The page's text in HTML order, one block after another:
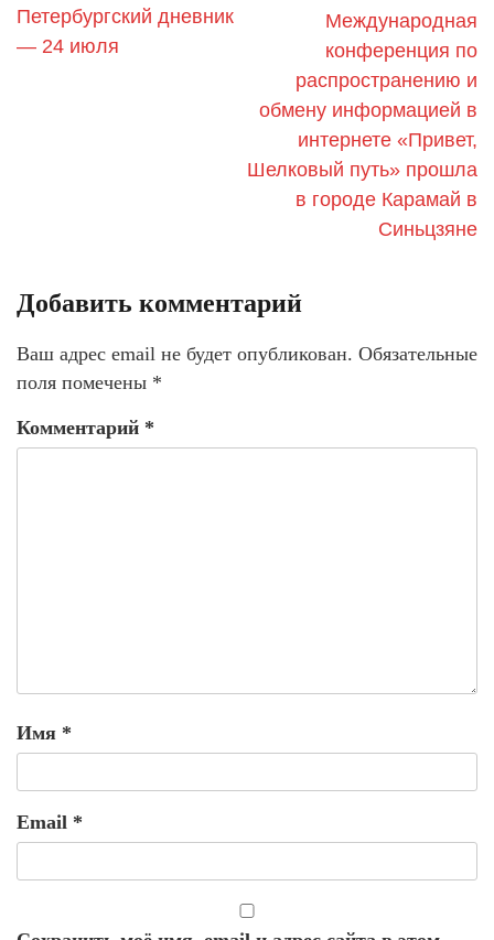
Петербургский дневник
— 24 июля
Международная
конференция по
распространению и
обмену информацией в
интернете «Привет,
Шелковый путь» прошла
в городе Карамай в
Синьцзяне
Добавить комментарий
Ваш адрес email не будет опубликован. Обязательные
поля помечены *
Комментарий *
Имя *
Email *